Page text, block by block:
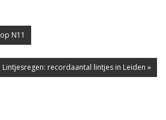
N11
Lintjesregen: recordaantal lintjes in Leiden »